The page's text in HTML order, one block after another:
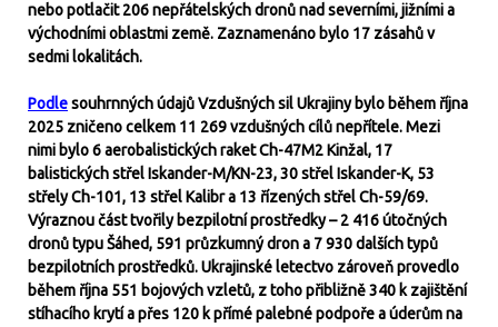
nebo potlačit 206 nepřátelských dronů nad severními, jižními a
východními oblastmi země. Zaznamenáno bylo 17 zásahů v
sedmi lokalitách.
Podlesouhrnných údajů Vzdušných sil Ukrajiny bylo během října
2025 zničeno celkem 11 269 vzdušných cílů nepřítele. Mezi
nimi bylo 6 aerobalistických raket Ch-47M2 Kinžal, 17
balistických střel Iskander-M/KN-23, 30 střel Iskander-K, 53
střely Ch-101, 13 střel Kalibr a 13 řízených střel Ch-59/69.
Výraznou část tvořily bezpilotní prostředky – 2 416 útočných
dronů typu Šáhed, 591 průzkumný dron a 7 930 dalších typů
bezpilotních prostředků. Ukrajinské letectvo zároveň provedlo
během října 551 bojových vzletů, z toho přibližně 340 k zajištění
stíhacího krytí a přes 120 k přímé palebné podpoře a úderům na